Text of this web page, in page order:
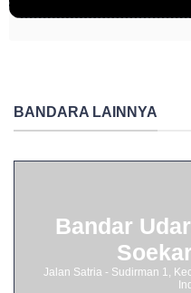
BANDARA LAINNYA
Bandar
Jalan Satria - Sudirman 1,